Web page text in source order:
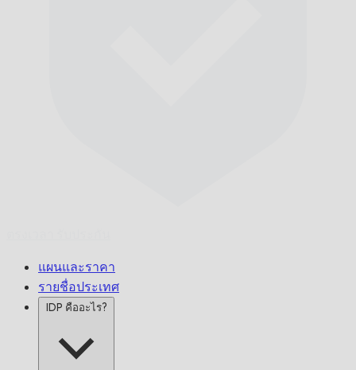
แผนและราคา
รายชื่อประเทศ
IDP คืออะไร?